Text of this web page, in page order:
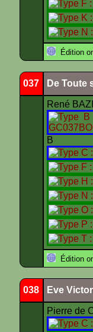
Édition
037 De Toute
René
B
Édition
038 Eve
Pierre de